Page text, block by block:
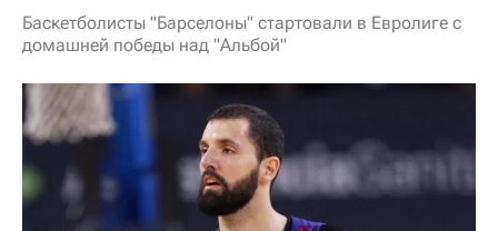
Баскетболисты "Барселоны" стартовали в Евролиге с
домашней победы над "Альбой"